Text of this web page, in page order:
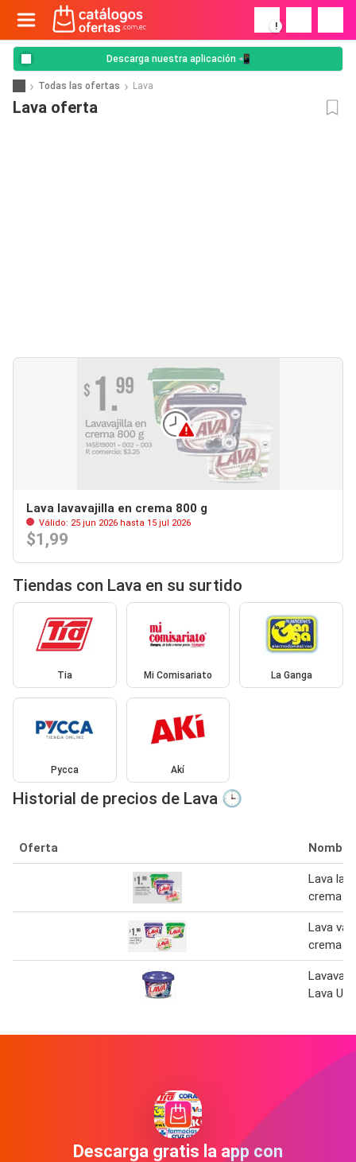
!
Descarga nuestra aplicación 📲
Todas las ofertas Lava
Lava oferta
Lava lavavajilla en crema 800 g
Válido: 25 jun 2026 hasta 15 jul 2026
$1,99
Tiendas con Lava en su surtido
Tia Mi Comisariato La Ganga
Pycca Akí
Historial de precios de Lava 🕒
Oferta Nombre
Lava
crema
Lava
crema
Lava
Descarga gratis la app con